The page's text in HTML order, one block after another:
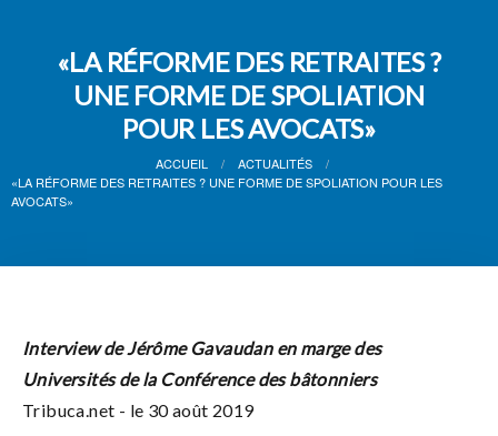
«LA RÉFORME DES RETRAITES ?
UNE FORME DE SPOLIATION
POUR LES AVOCATS»
ACCUEIL
ACTUALITÉS
«LA RÉFORME DES RETRAITES ? UNE FORME DE SPOLIATION POUR LES
AVOCATS»
Interview de Jérôme Gavaudan en marge des
Universités de la Conférence des bâtonniers
Tribuca.net - le 30 août 2019